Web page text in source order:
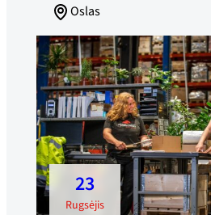
Oslas
23
rugsėjis